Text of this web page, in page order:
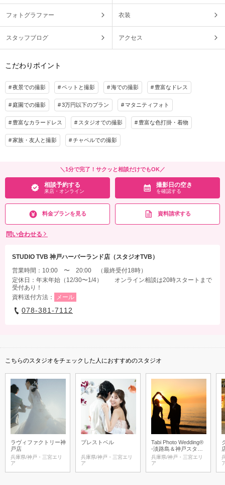
フォトグラファー 衣装
スタッフブログ アクセス
こだわりポイント
夜景での撮影 ペットと撮影 海での撮影 豊富なドレス
庭園での撮影 3万円以下のプラン マタニティフォト
豊富なカラードレス スタジオでの撮影 豊富な色打掛・着物
家族・友人と撮影 チャペルでの撮影
＼1分で完了！サクッと相談だけでもOK／
相談予約する
来店・オンライン
撮影日の空き
を確認する
料金プランを見る 資料請求する
問い合わせる
STUDIO TVB 神戸ハーバーランド店（スタジオTVB）
営業時間：10:00 〜 20:00 （最終受付18時）
定休日：年末年始（12/30〜1/4） オンライン相談は20時スタートまで
受付あり！
資料送付方法：
メール
078-381-7112
こちらのスタジオをチェックした人におすすめのスタジオ
ラヴィファクトリー神
戸店
兵庫県/神戸・三宮エリ
ア
プレストベル
兵庫県/神戸・三宮エリ
ア
Tabi Photo Wedding®︎
-淡路島＆神戸スタジ
オ-
兵庫県/神戸・三宮エリ
ア